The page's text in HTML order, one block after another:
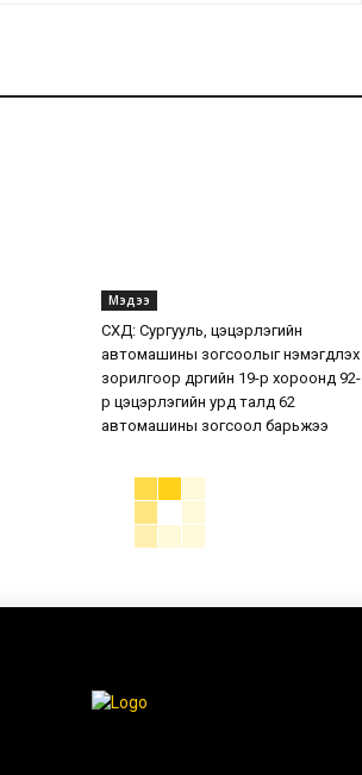
Мэдээ
СХД: Сургууль, цэцэрлэгийн
автомашины зогсоолыг нэмэгдүүлэх
зорилгоор дүүргийн 19-р хороонд 92-
р цэцэрлэгийн урд талд 62
автомашины зогсоол барьжээ